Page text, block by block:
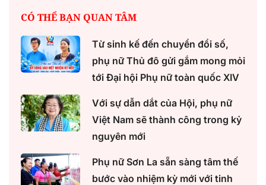
CÓ THỂ BẠN QUAN TÂM
Từ sinh kế đến chuyển đổi số,
phụ nữ Thủ đô gửi gắm mong mỏi
tới Đại hội Phụ nữ toàn quốc XIV
Với sự dẫn dắt của Hội, phụ nữ
Việt Nam sẽ thành công trong kỷ
nguyên mới
Phụ nữ Sơn La sẵn sàng tâm thế
bước vào nhiệm kỳ mới với tinh